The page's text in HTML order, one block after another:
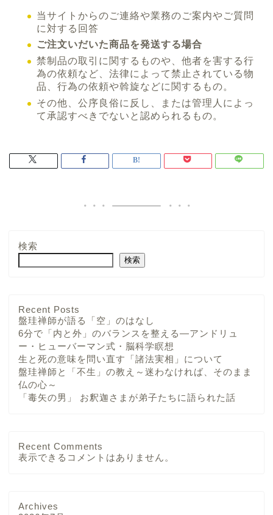
当サイトからのご連絡や業務のご案内やご質問
に対する回答
ご注文いだいた商品を発送する場合
禁制品の取引に関するものや、他者を害する行
為の依頼など、法律によって禁止されている物
品、行為の依頼や斡旋などに関するもの。
その他、公序良俗に反し、または管理人によっ
て承認すべきでないと認められるもの。
検索
検索
Recent Posts
盤珪禅師が語る「空」のはなし
6分で「内と外」のバランスを整える—アンドリュ
ー・ヒューバーマン式・脳科学瞑想
生と死の意味を問い直す「諸法実相」について
盤珪禅師と「不生」の教え～迷わなければ、そのまま
仏の心～
「毒矢の男」 お釈迦さまが弟子たちに語られた話
Recent Comments
表示できるコメントはありません。
Archives